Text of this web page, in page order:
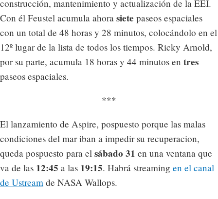
construcción, mantenimiento y actualización de la EEI.
Con él Feustel acumula ahora siete paseos espaciales
con un total de 48 horas y 28 minutos, colocándolo en el
12º lugar de la lista de todos los tiempos. Ricky Arnold,
por su parte, acumula 18 horas y 44 minutos en tres
paseos espaciales.
***
El lanzamiento de Aspire, pospuesto porque las malas
condiciones del mar iban a impedir su recuperacion,
queda pospuesto para el sábado 31 en una ventana que
va de las 12:45 a las 19:15. Habrá streaming en el canal
de Ustream de NASA Wallops.